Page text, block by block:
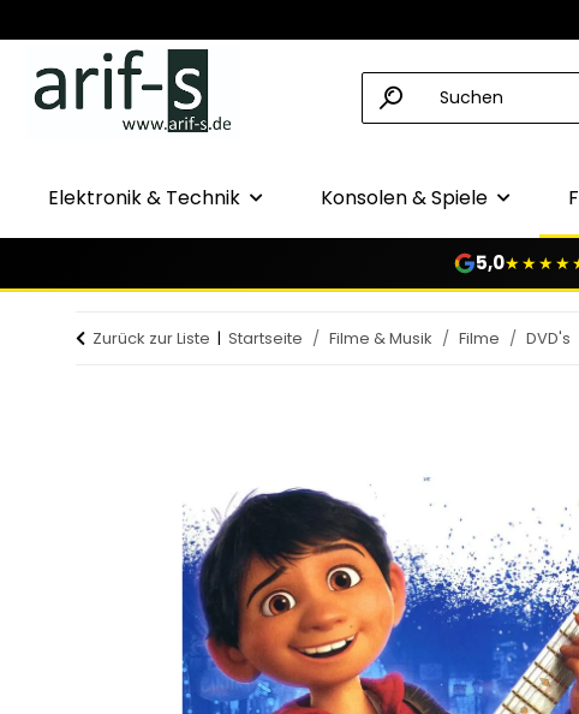
Elektronik & Technik Konsolen & Spiele
5,0
Zurück zur Liste Startseite Filme & Musik Filme DVD's